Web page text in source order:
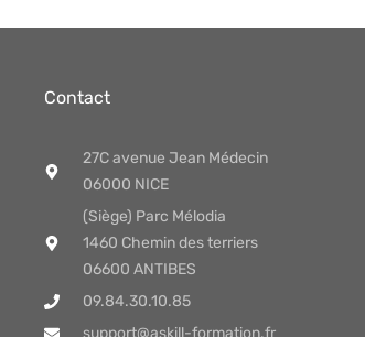
Contact
27C avenue Jean Médecin
06000 NICE
(Siège) Parc Mélodia
1460 Chemin des terriers
06600 ANTIBES
09.84.30.10.85
support@askill-formation.fr